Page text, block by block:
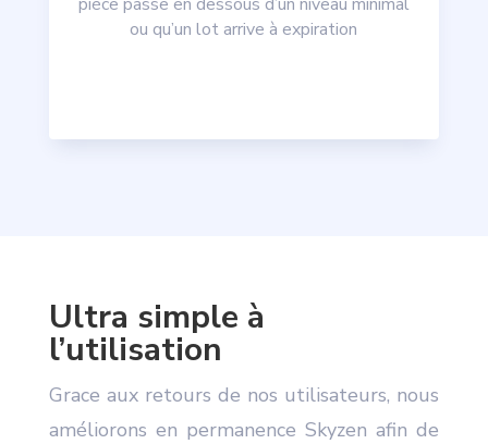
ou qu’un lot arrive à expiration
Ultra simple à
l’utilisation
Grace aux retours de nos utilisateurs, nous
améliorons en permanence Skyzen afin de